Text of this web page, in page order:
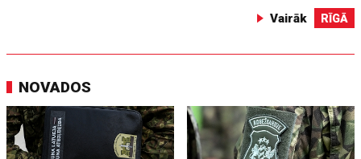
Vairāk RĪGĀ
NOVADOS